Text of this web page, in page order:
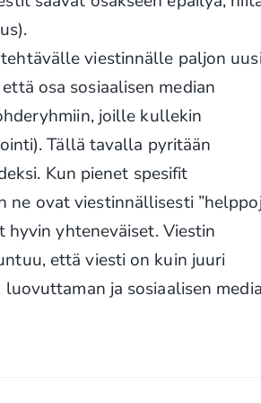
viestinnälle paljon
osa sosiaalisen median
joille kullekin
Tällä tavalla pyritään
Kun pienet spesifit
ovat viestinnällisesti
yhteneväiset. Viestin
että viesti on kuin juuri
ja sosiaalisen